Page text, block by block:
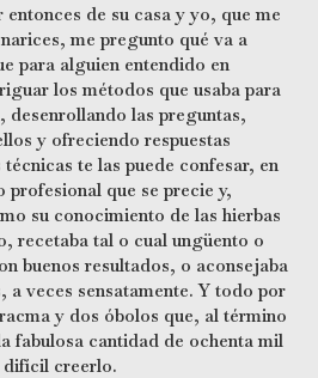
de su casa y yo, que me
me pregunto qué va a
para alguien entendido en
los métodos que usaba para
desenrollando las preguntas,
y ofreciendo respuestas
te las puede confesar, en
que se precie y,
su conocimiento de las hierbas
recetaba tal o cual ungüento o
buenos resultados, o aconsejaba
a veces sensatamente. Y todo por
y dos óbolos que, al término
fabulosa cantidad de ochenta mil
difícil creerlo.